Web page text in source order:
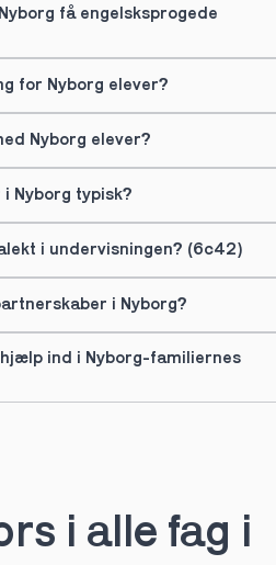
få engelsksprogede
for Nyborg elever?
Nyborg elever?
Nyborg typisk?
i undervisningen? (6c42)
i Nyborg?
ind i Nyborg-familiernes
i alle fag i